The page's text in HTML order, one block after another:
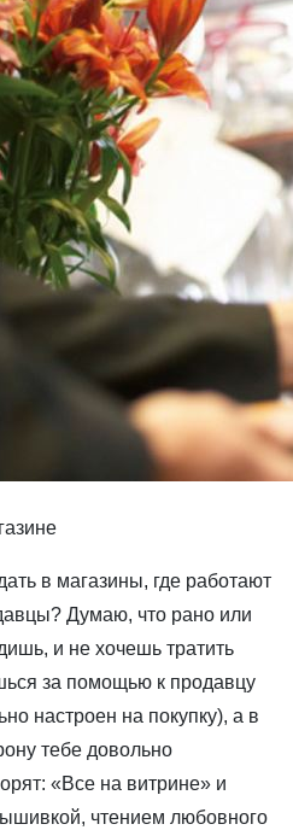
в магазины, где работают
Думаю, что рано или
и не хочешь тратить
за помощью к продавцу
настроен на покупку), а в
тебе довольно
«Все на витрине» и
чтением любовного